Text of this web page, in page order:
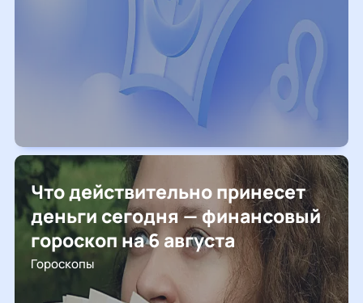
Что действительно принесет
деньги сегодня — финансовый
гороскоп на 6 августа
Гороскопы